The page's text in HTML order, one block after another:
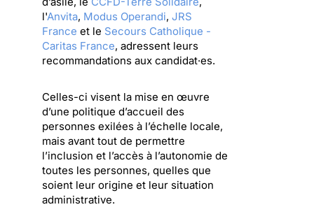
l'Anvita, Modus Operandi, JRS
France et le Secours Catholique -
Caritas France, adressent leurs
recommandations aux candidat·es.
Celles-ci visent la mise en œuvre
d’une politique d’accueil des
personnes exilées à l’échelle locale,
mais avant tout de permettre
l’inclusion et l’accès à l’autonomie de
toutes les personnes, quelles que
soient leur origine et leur situation
administrative.